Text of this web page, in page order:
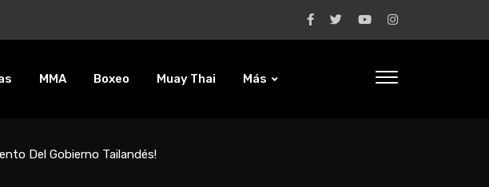
MMA Boxeo Muay Thai Más
Del Gobierno Tailandés!